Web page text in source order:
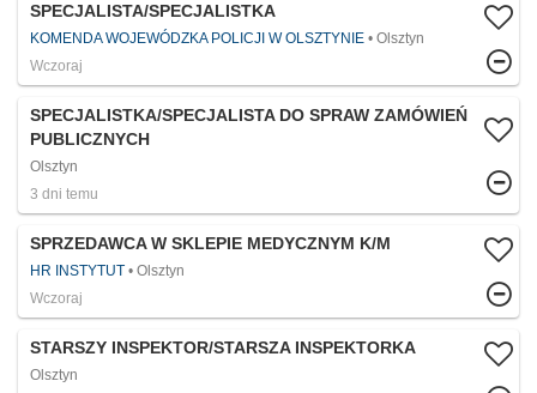
SPECJALISTA/SPECJALISTKA
KOMENDA WOJEWÓDZKA POLICJI W OLSZTYNIE
Olsztyn
Wczoraj
SPECJALISTKA/SPECJALISTA DO SPRAW ZAMÓWIEŃ
PUBLICZNYCH
Olsztyn
3 dni temu
SPRZEDAWCA W SKLEPIE MEDYCZNYM K/M
HR INSTYTUT
Olsztyn
Wczoraj
STARSZY INSPEKTOR/STARSZA INSPEKTORKA
Olsztyn